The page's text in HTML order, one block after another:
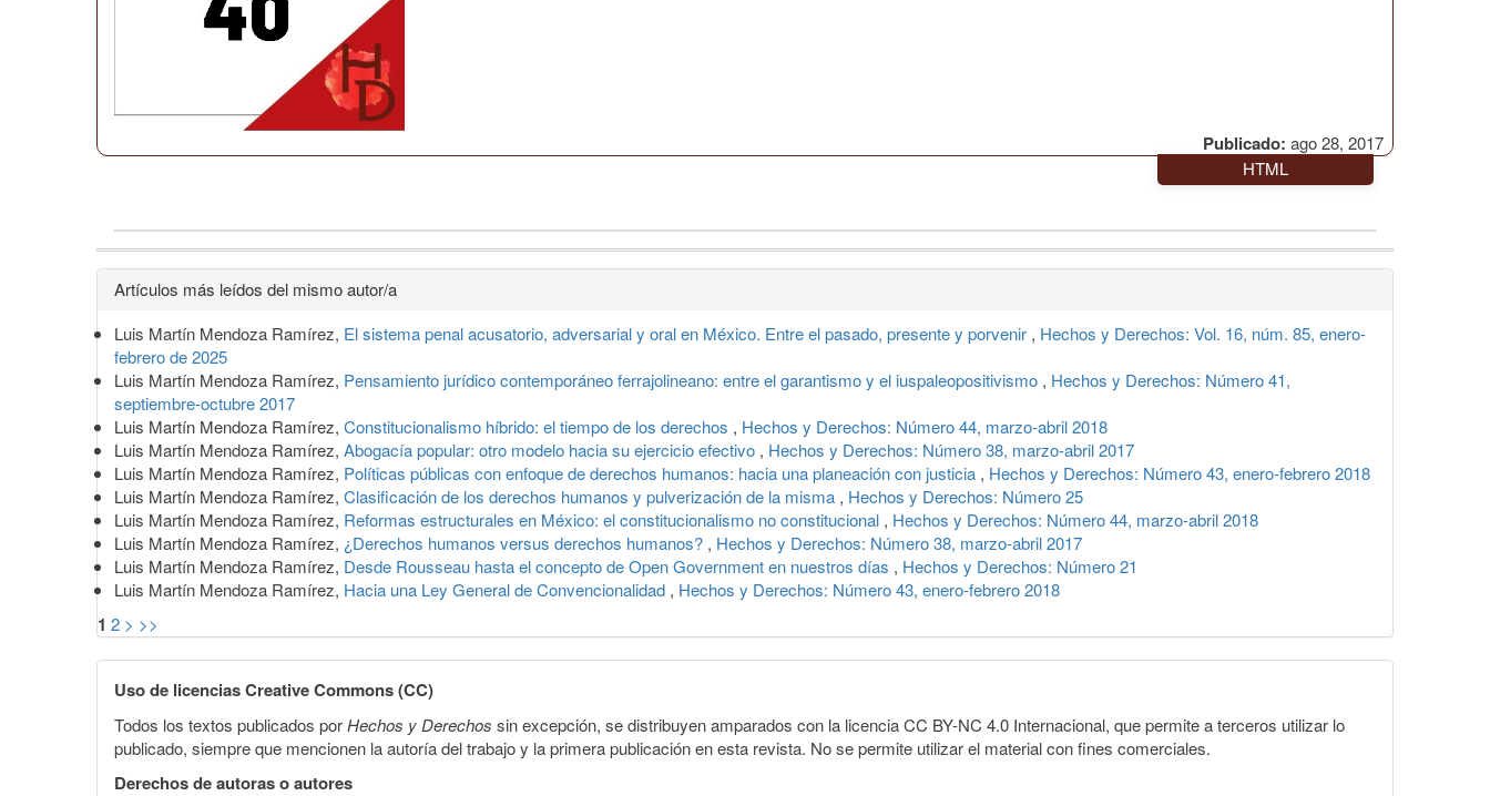
Publicado: ago 28, 2017
HTML
Detalles
del
artículo
Artículos más leídos del mismo autor/a
Luis Martín Mendoza Ramírez, El sistema penal acusatorio, adversarial y oral en México. Entre el pasado, presente y porvenir , Hechos y Derechos: Vol. 16, núm. 85, enero-
febrero de 2025
Luis Martín Mendoza Ramírez, Pensamiento jurídico contemporáneo ferrajolineano: entre el garantismo y el iuspaleopositivismo , Hechos y Derechos: Número 41,
septiembre-octubre 2017
Luis Martín Mendoza Ramírez, Constitucionalismo híbrido: el tiempo de los derechos , Hechos y Derechos: Número 44, marzo-abril 2018
Luis Martín Mendoza Ramírez, Abogacía popular: otro modelo hacia su ejercicio efectivo , Hechos y Derechos: Número 38, marzo-abril 2017
Luis Martín Mendoza Ramírez, Políticas públicas con enfoque de derechos humanos: hacia una planeación con justicia , Hechos y Derechos: Número 43, enero-febrero 2018
Luis Martín Mendoza Ramírez, Clasificación de los derechos humanos y pulverización de la misma , Hechos y Derechos: Número 25
Luis Martín Mendoza Ramírez, Reformas estructurales en México: el constitucionalismo no constitucional , Hechos y Derechos: Número 44, marzo-abril 2018
Luis Martín Mendoza Ramírez, ¿Derechos humanos versus derechos humanos? , Hechos y Derechos: Número 38, marzo-abril 2017
Luis Martín Mendoza Ramírez, Desde Rousseau hasta el concepto de Open Government en nuestros días , Hechos y Derechos: Número 21
Luis Martín Mendoza Ramírez, Hacia una Ley General de Convencionalidad , Hechos y Derechos: Número 43, enero-febrero 2018
1 2 > >>
Uso de licencias Creative Commons (CC)
Todos los textos publicados porHechos y Derechos sin excepción, se distribuyen amparados con la licencia CC BY-NC 4.0 Internacional, que permite a terceros utilizar lo
publicado, siempre que mencionen la autoría del trabajo y la primera publicación en esta revista. No se permite utilizar el material con fines comerciales.
Derechos de autoras o autores